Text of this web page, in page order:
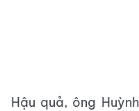
Hậu quả, ông